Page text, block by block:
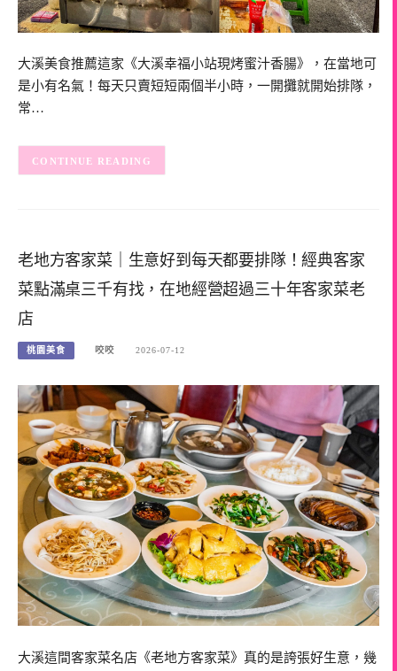
大溪美食推薦這家《大溪幸福小站現烤蜜汁香腸》，在當地可
是小有名氣！每天只賣短短兩個半小時，一開攤就開始排隊，
常…
CONTINUE READING
老地方客家菜｜生意好到每天都要排隊！經典客家
菜點滿桌三千有找，在地經營超過三十年客家菜老
店
桃園美食 咬咬 2026-07-12
大溪這間客家菜名店《老地方客家菜》真的是誇張好生意，幾